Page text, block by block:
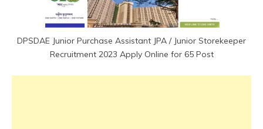
DPSDAE Junior Purchase Assistant JPA / Junior Storekeeper
Recruitment 2023 Apply Online for 65 Post